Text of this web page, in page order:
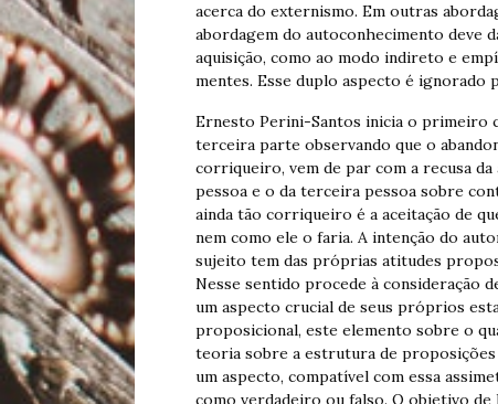
acerca do externismo. Em outras
abordagem do autoconhecimento deve
aquisição, como ao modo indireto e
mentes. Esse duplo aspecto é ignorado
Ernesto Perini-Santos inicia o primeiro
terceira parte observando que o
corriqueiro, vem de par com a recusa
pessoa e o da terceira pessoa sobre
ainda tão corriqueiro é a aceitação de
nem como ele o faria. A intenção do
sujeito tem das próprias atitudes
Nesse sentido procede à consideração
um aspecto crucial de seus próprios
proposicional, este elemento sobre o
teoria sobre a estrutura de proposições
um aspecto, compatível com essa
como verdadeiro ou falso. O objetivo